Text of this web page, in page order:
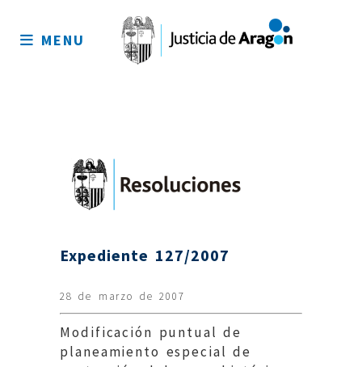
sitio
MENU
Expediente 127/2007
28 de marzo de 2007
Modificación puntual de
planeamiento especial de